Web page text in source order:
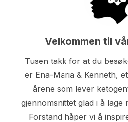
Velkommen til
Tusen takk for at du
er Ena-Maria & Kenneth,
årene som lever
gjennomsnittet glad i å lage
Forstand håper vi å